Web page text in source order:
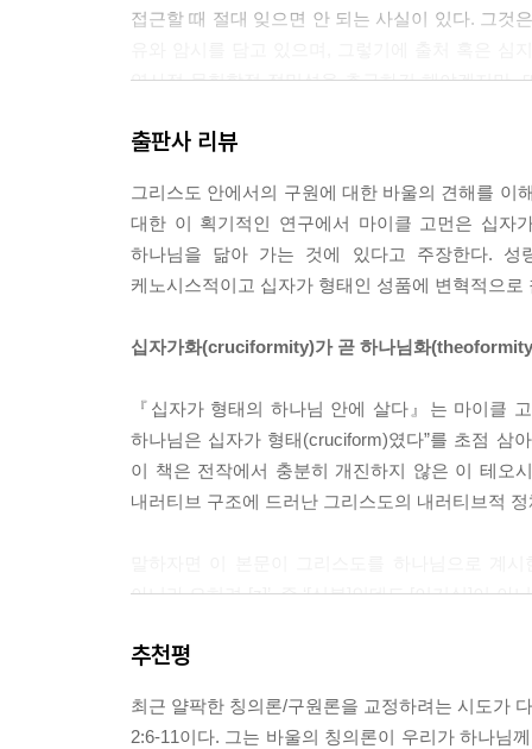
접근할 때 절대 잊으면 안 되는 사실이 있다. 그것
역사적·문헌학적 정밀성을 추구하긴 해야겠지만
지도 모른다는 의미가 들어 있다.
하지만 이렇게 말한다고 해서 혼란만 남는다는 의
아니다. 오히려 그 반대다. 자료의 출처나 사전학
를 들여다볼 수 있다. 이 본문에서 논란이 되는
근접 문맥과 빌립보서의 다른 곳에서, 그리고 우
전달한다는 합리적인 가정을 할 수 있다.
더 구체적으로 말하면, 바울에게는 두 가지 구원
못 박힘’에 의한 칭의로서, 그 의미는 언약의 정
으로써 하나님 및 이웃과의 올바른 언약 관계가 회
넓게는 제2성전기 유대교 문헌에서 혹은 좁게는
은 때때로 편협한 ‘어휘 연구’의 대상이 되었고,
을 발견할 수 있다는 듯이 연구되었다. 하지만 유
출판사 리뷰
그리스도 안에서의 구원에 대한 바울의 견해를 이
대한 이 획기적인 연구에서 마이클 고먼은 십자
하나님을 닮아 가는 것에 있다고 주장한다. 성
케노시스적이고 십자가 형태인 성품에 변혁적으
십자가화(cruciformity)가 곧 하나님화
『십자가 형태의 하나님 안에 살다』는 마이클
하나님은 십자가 형태(cruciform)였다”를 초점 삼
이 책은 전작에서 충분히 개진하지 않은 이 테오
내러티브 구조에 드러난 그리스도의 내러티브적
아니라 오히려 [z]’, 즉 ‘[신분]인데도 [이기심]이
그것은 곧 하나님을 닮는 것을 의미한다. 따라
추천평
최근 얄팍한 칭의론/구원론을 교정하려는 시도가
2:6-11이다. 그는 바울의 칭의론이 우리가 하나님